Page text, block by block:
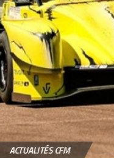
ACTUALITÉS CFM